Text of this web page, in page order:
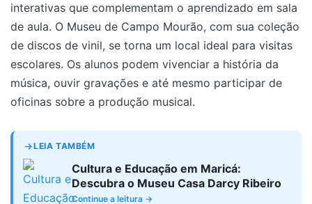
interativas que complementam o aprendizado em sala
de aula. O Museu de Campo Mourão, com sua coleção
de discos de vinil, se torna um local ideal para visitas
escolares. Os alunos podem vivenciar a história da
música, ouvir gravações e até mesmo participar de
oficinas sobre a produção musical.
LEIA TAMBÉM
Cultura e Educação em Maricá:
Descubra o Museu Casa Darcy Ribeiro
Continue a leitura →